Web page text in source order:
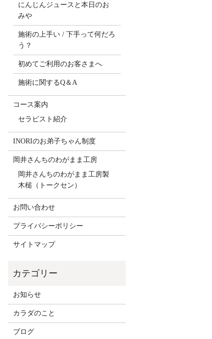
にんじんジュースと本日のお
みや
施術の上手い / 下手って何だろ
う？
初めてご利用のお客さまへ
施術に関するQ＆A
コース案内
セラピスト紹介
INORIのお弟子ちゃん制度
岡井さんちのわがまま工房
岡井さんちのわがまま工房製
木槌（トークセン）
お問い合わせ
プライバシーポリシー
サイトマップ
お知らせ
カラダのこと
ブログ